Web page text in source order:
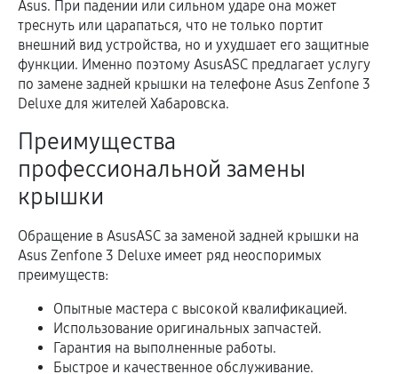
Asus. При падении или сильном ударе она может
треснуть или царапаться, что не только портит
внешний вид устройства, но и ухудшает его защитные
функции. Именно поэтому AsusASC предлагает услугу
по замене задней крышки на телефоне Asus Zenfone 3
Deluxe для жителей Хабаровска.
Преимущества
профессиональной замены
крышки
Обращение в AsusASC за заменой задней крышки на
Asus Zenfone 3 Deluxe имеет ряд неоспоримых
преимуществ:
Опытные мастера с высокой квалификацией.
Использование оригинальных запчастей.
Гарантия на выполненные работы.
Быстрое и качественное обслуживание.